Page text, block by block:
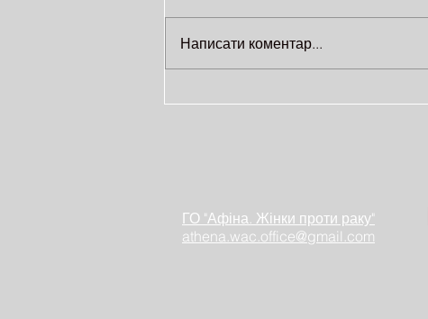
Написати коментар...
ГО "Афіна. Жінки проти раку"
athena.wac.office@gmail.com